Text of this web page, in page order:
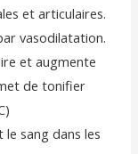
et articulaires.
vasodilatation.
et augmente
de tonifier
sang dans les